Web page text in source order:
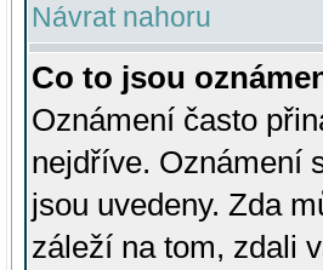
Návrat nahoru
Co to jsou
Oznámení často
nejdříve. Oznámení
jsou uvedeny. Zda
záleží na tom, zdali